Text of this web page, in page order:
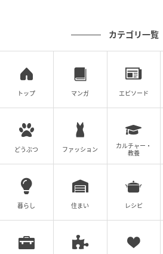
カテゴリ一覧
トップ マンガ エピソード
どうぶつ ファッション
カルチャー・
教養
暮らし 住まい レシピ